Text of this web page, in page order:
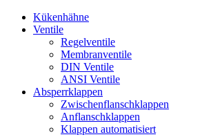
Kükenhähne
Ventile
Regelventile
Membranventile
DIN Ventile
ANSI Ventile
Absperrklappen
Zwischenflanschklappen
Anflanschklappen
Klappen automatisiert